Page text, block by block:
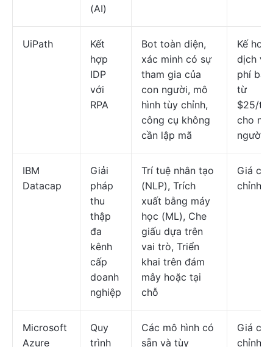
(AI)
UiPath
Kết
hợp
IDP
với
RPA
Bot toàn diện,
xác minh có sự
tham gia của
con người, mô
hình tùy chỉnh,
công cụ không
cần lập mã
Kế
dịch
phí bắt
từ
$25/
cho
người
IBM
Datacap
Giải
pháp
thu
thập
đa
kênh
cấp
doanh
nghiệp
Trí tuệ nhân tạo
(NLP), Trích
xuất bằng máy
học (ML), Che
giấu dựa trên
vai trò, Triển
khai trên đám
mây hoặc tại
chỗ
Giá cả
chỉnh
Microsoft
Azure
Quy
trình
Các mô hình có
sẵn và tùy
Giá cả
chỉnh